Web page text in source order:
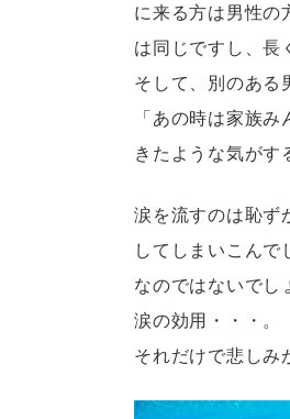
に来る方は男性の
は同じですし、長
そして、別のある
「あの時は家族
きたような気がす
涙を流すのは恥ず
してしまいこんで
なのではないでし
涙の効用・・・。
それだけで悲しみ